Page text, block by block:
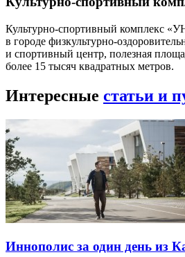
Культурно-спортивный комплекс
в городе физкультурно-
и спортивный центр, полезная
более 15 тысяч квадратных метров.
Интересные статьи и
Иннополис за один день из